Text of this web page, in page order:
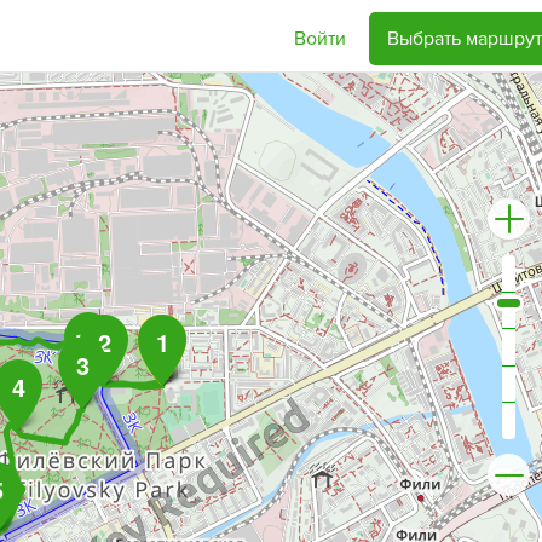
Войти Выбрать маршрут
1
2
3
4
16